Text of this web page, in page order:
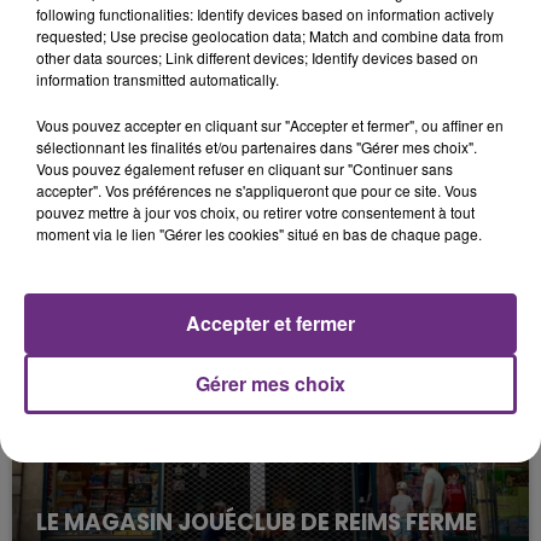
LA CENTRALE NUCLÉAIRE DE CHOOZ
TOUJOURS À L'ARRÊT
justifiée par la sécheresse intense qui est toujours
présente.
LE MAGASIN JOUÉCLUB DE REIMS FERME
following functionalities: Identify devices based on information actively
requested; Use precise geolocation data; Match and combine data from
other data sources; Link different devices; Identify devices based on
information transmitted automatically.
Vous pouvez accepter en cliquant sur "Accepter et fermer", ou affiner en
sélectionnant les finalités et/ou partenaires dans "Gérer mes choix".
Vous pouvez également refuser en cliquant sur "Continuer sans
accepter". Vos préférences ne s'appliqueront que pour ce site. Vous
pouvez mettre à jour vos choix, ou retirer votre consentement à tout
moment via le lien "Gérer les cookies" situé en bas de chaque page.
Gérer mes choix
Accepter et fermer